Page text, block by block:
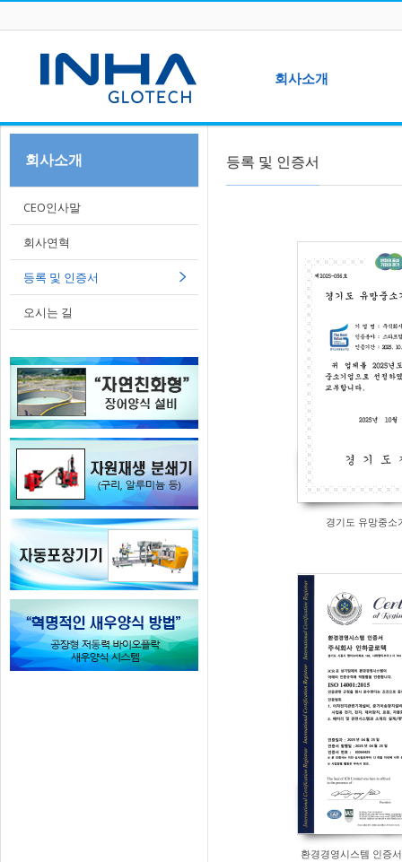
회사소개
회사연혁
회사소개
CEO인사말
회사연혁
등록 및 인증서
오시는 길
등록 및 인증서
경기도 유망중소
환경경영시스템 인증
Sketchbook5, 스케치북5
Sketchbook5, 스케치북5